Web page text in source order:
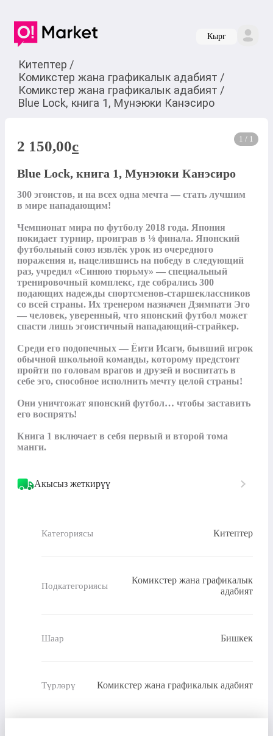
Кырг
Китептер /
Комикстер жана графикалык адабият /
Комикстер жана графикалык адабият /
Blue Lock, книга 1, Мунэюки Канэсиро
1 / 1
2 150,00c
Blue Lock, книга 1, Мунэюки Канэсиро
300 эгоистов, и на всех одна мечта — стать лучшим
в мире нападающим!
Чемпионат мира по футболу 2018 года. Япония
покидает турнир, проиграв в ⅛ финала. Японский
футбольный союз извлёк урок из очередного
поражения и, нацелившись на победу в следующий
раз, учредил «Синюю тюрьму» — специальный
тренировочный комплекс, где собрались 300
подающих надежды спортсменов-старшеклассников
со всей страны. Их тренером назначен Дзимпати Эго
— человек, уверенный, что японский футбол может
спасти лишь эгоистичный нападающий-страйкер.
Среди его подопечных — Ёити Исаги, бывший игрок
обычной школьной команды, которому предстоит
пройти по головам врагов и друзей и воспитать в
себе эго, способное исполнить мечту целой страны!
Они уничтожат японский футбол… чтобы заставить
его воспрять!
Книга 1 включает в себя первый и второй тома
манги.
Акысыз жеткирүү
Категориясы Китептер
Подкатегориясы
Комикстер жана графикалык
адабият
Шаар Бишкек
Түрлөрү Комикстер жана графикалык адабият